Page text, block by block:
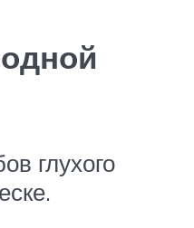
глухого